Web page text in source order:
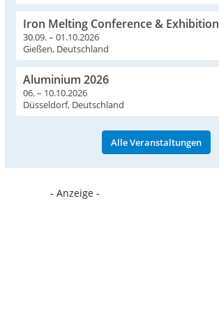
Iron Melting Conference & Exhibition
30.09. – 01.10.2026
Gießen, Deutschland
Aluminium 2026
06. – 10.10.2026
Düsseldorf, Deutschland
Alle Veranstaltungen
- Anzeige -